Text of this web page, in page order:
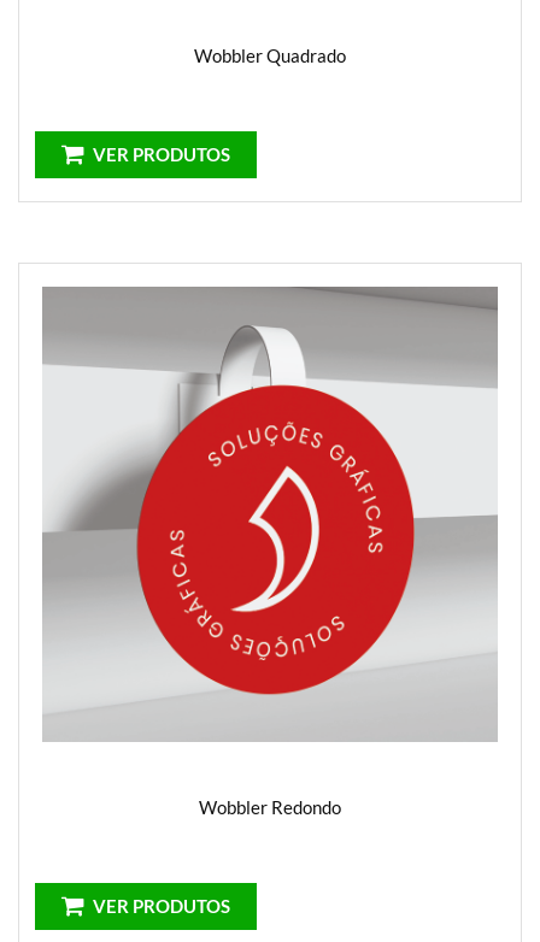
Wobbler Quadrado
VER PRODUTOS
Wobbler Redondo
VER PRODUTOS